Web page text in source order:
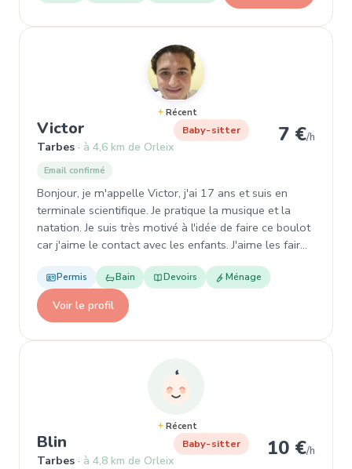
Récent
Victor , Baby-sitter à Tarbes
Tarbes à 4,6 km de Orleix
Baby-sitter 7 €/h
Email confirmé
Bonjour, je m'appelle Victor, j'ai 17 ans et suis en
terminale scientifique. Je pratique la musique et la
natation. Je suis très motivé à l'idée de faire ce boulot
car j'aime le contact avec les enfants. J'aime les fair…
Permis Bain Devoirs Ménage
Voir le profil
Récent
Blin , Baby-sitter à Tarbes
Tarbes à 4,8 km de Orleix
Baby-sitter 10 €/h